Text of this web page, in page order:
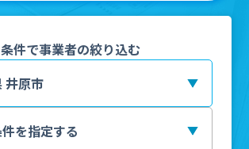
条件で事業者の絞り込む